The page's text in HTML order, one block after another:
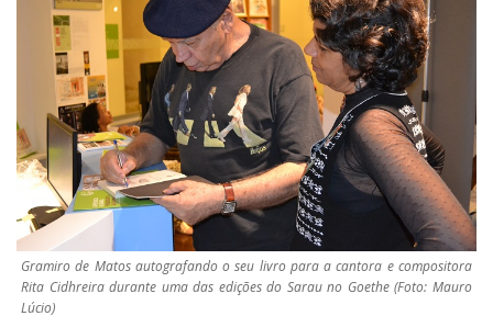
Gramiro de Matos autografando o seu livro para a cantora e compositora
Rita Cidhreira durante uma das edições do Sarau no Goethe (Foto: Mauro
Lúcio)